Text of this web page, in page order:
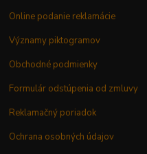
Online podanie reklamácie
Významy piktogramov
Obchodné podmienky
Formulár odstúpenia od zmluvy
Reklamačný poriadok
Ochrana osobných údajov